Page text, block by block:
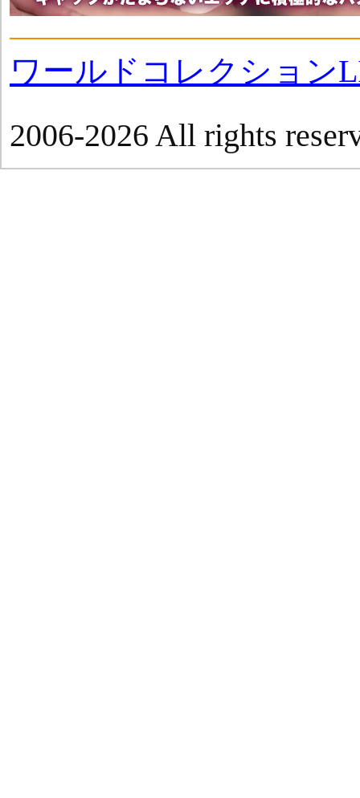
ワールドコレクション
2006-2026 All rights